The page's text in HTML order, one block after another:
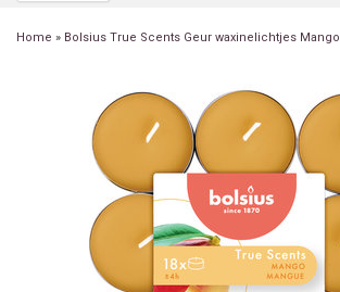
Home » Bolsius True Scents Geur waxinelichtjes Mango